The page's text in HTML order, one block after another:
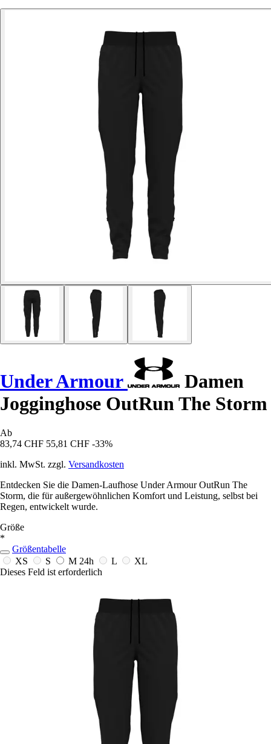
Under Armour
Damen
Jogginghose OutRun The Storm
Ab
83,74 CHF 55,81 CHF -33%
inkl. MwSt. zzgl. Versandkosten
Entdecken Sie die Damen-Laufhose Under Armour OutRun The
Storm, die für außergewöhnlichen Komfort und Leistung, selbst bei
Regen, entwickelt wurde.
Größe
*
Größentabelle
XS
S M 24h L
XL
Dieses Feld ist erforderlich